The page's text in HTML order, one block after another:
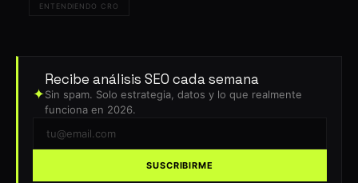
ENTENDIENDO CRO
✦
Recibe análisis SEO cada semana
Sin spam. Solo estrategia, datos y lo que realmente
funciona en 2026.
SUSCRIBIRME